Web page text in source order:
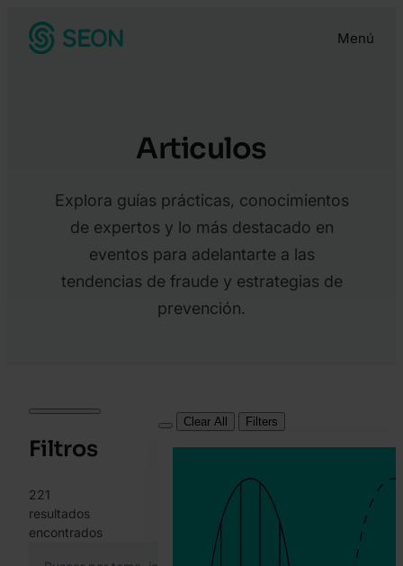
Menú
Articulos
Explora guías prácticas, conocimientos
de expertos y lo más destacado en
eventos para adelantarte a las
tendencias de fraude y estrategias de
prevención.
Filtros
221
resultados
encontrados
Clear All Filters